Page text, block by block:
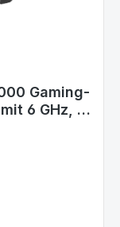
Gaming-
6 GHz, 2